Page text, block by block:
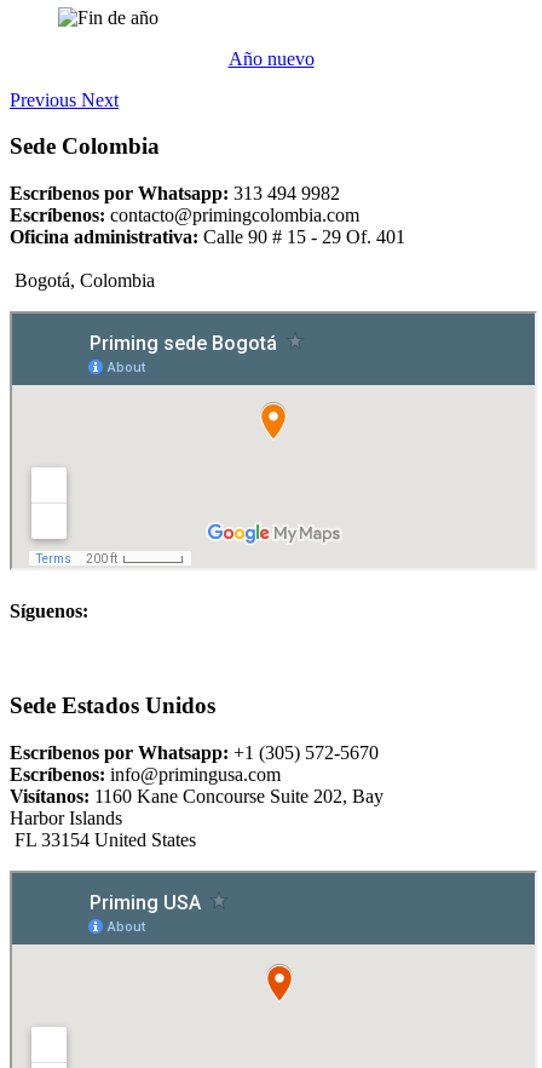
Año nuevo
Previous Next
Sede Colombia
Escríbenos por Whatsapp: 313 494 9982
Escríbenos: contacto@primingcolombia.com
Oficina administrativa: Calle 90 # 15 - 29 Of. 401
Bogotá, Colombia
Síguenos:
Sede Estados Unidos
Escríbenos por Whatsapp: +1 (305) 572-5670
Escríbenos: info@primingusa.com
Visítanos: 1160 Kane Concourse Suite 202, Bay
Harbor Islands
FL 33154 United States